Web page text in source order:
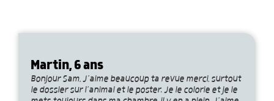
Martin, 6 ans
Bonjour Sam, J’aime beaucoup ta revue merci, surtout
le dossier sur l’animal et le poster. Je le colorie et je le